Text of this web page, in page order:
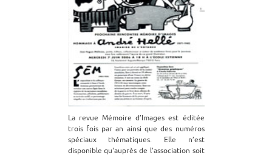
La revue Mémoire d’Images est éditée
trois fois par an ainsi que des numéros
spéciaux thématiques. Elle n’est
disponible qu'auprès de l’association soit